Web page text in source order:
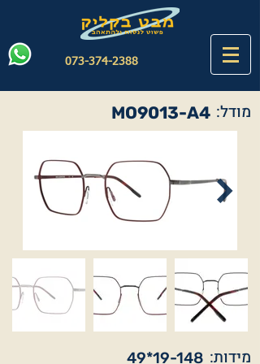
073-374-2388
MO9013-A4 מודל:
49*19-148 מידות: